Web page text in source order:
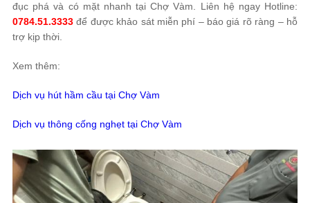
đục phá và có mặt nhanh tại Chợ Vàm. Liên hệ ngay Hotline:
0784.51.3333 để được khảo sát miễn phí – báo giá rõ ràng – hỗ
trợ kịp thời.
Xem thêm:
Dịch vụ hút hầm cầu tại Chợ Vàm
Dịch vụ thông cống nghẹt tại Chợ Vàm